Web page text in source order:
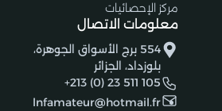
مركز الإحصائيات
معلومات الاتصال
554 برج الأسواق الجوهرة،
بلوزداد، الجزائر
+213 (0) 23 511 105
lnfamateur@hotmail.fr